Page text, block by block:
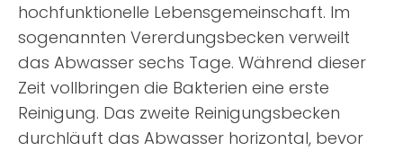
hochfunktionelle Lebensgemeinschaft. Im
sogenannten Vererdungsbecken verweilt
das Abwasser sechs Tage. Während dieser
Zeit vollbringen die Bakterien eine erste
Reinigung. Das zweite Reinigungsbecken
durchläuft das Abwasser horizontal, bevor